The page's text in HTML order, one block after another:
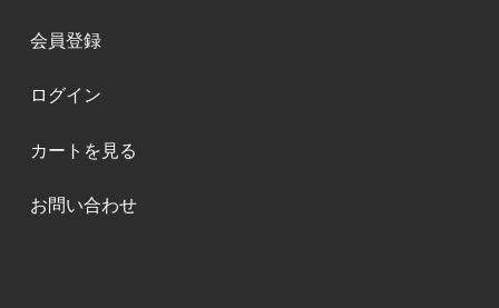
会員登録
ログイン
カートを見る
お問い合わせ